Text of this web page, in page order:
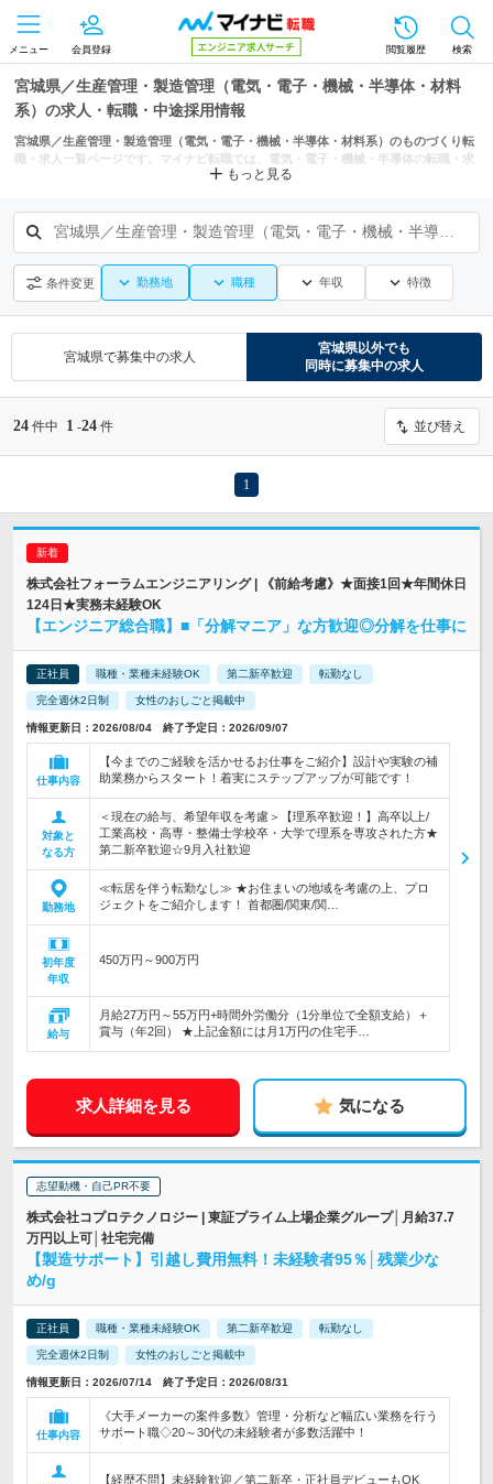
メニュー 会員登録 閲覧履歴 検索
宮城県／生産管理・製造管理（電気・電子・機械・半導体・材料
系）の求人・転職・中途採用情報
宮城県／生産管理・製造管理（電気・電子・機械・半導体・材料系）のものづくり転
職・求人一覧ページです。マイナビ転職では、電気・電子・機械・半導体の転職・求
人情報を仙台市、石巻市などの条件からも探せます。
もっと見る
宮城県／生産管理・製造管理（電気・電子・機械・半導体・材料系）
条件変更 勤務地 職種 年収 特徴
宮城県で募集中の求人
宮城県以外でも
同時に募集中の求人
24 件中 1 -24 件 並び替え
1
株式会社フォーラムエンジニアリング | 《前給考慮》★面接1回★年間休日
124日★実務未経験OK
【エンジニア総合職】■「分解マニア」な方歓迎◎分解を仕事に
正社員 職種・業種未経験OK 第二新卒歓迎 転勤なし
完全週休2日制 女性のおしごと掲載中
情報更新日：2026/08/04 終了予定日：2026/09/07
仕事内容
【今までのご経験を活かせるお仕事をご紹介】設計や実験の補
助業務からスタート！着実にステップアップが可能です！
対象と
なる方
＜現在の給与、希望年収を考慮＞【理系卒歓迎！】高卒以上/
工業高校・高専・整備士学校卒・大学で理系を専攻された方★
第二新卒歓迎☆9月入社歓迎
勤務地
≪転居を伴う転勤なし≫ ★お住まいの地域を考慮の上、プロ
ジェクトをご紹介します！ 首都圏/関東/関…
初年度
年収
450万円～900万円
給与
月給27万円～55万円+時間外労働分（1分単位で全額支給）＋
賞与（年2回） ★上記金額には月1万円の住宅手…
求人詳細を見る 気になる
志望動機・自己PR不要
株式会社コプロテクノロジー | 東証プライム上場企業グループ│月給37.7
万円以上可│社宅完備
【製造サポート】引越し費用無料！未経験者95％│残業少な
め/g
正社員 職種・業種未経験OK 第二新卒歓迎 転勤なし
完全週休2日制 女性のおしごと掲載中
情報更新日：2026/07/14 終了予定日：2026/08/31
仕事内容
《大手メーカーの案件多数》管理・分析など幅広い業務を行う
サポート職◇20～30代の未経験者が多数活躍中！
【経歴不問】未経験歓迎／第二新卒・正社員デビューもOK